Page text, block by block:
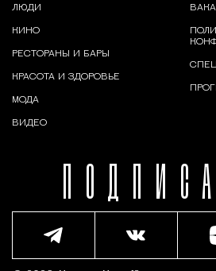
ЛЮДИ
КИНО
РЕСТОРАНЫ И БАРЫ
КРАСОТА И ЗДОРОВЬЕ
МОДА
ВИДЕО